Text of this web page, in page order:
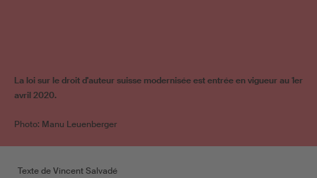
La loi sur le droit d'auteur suisse modernisée est entrée en vigueur au 1er
avril 2020.
Photo: Manu Leuenberger
Texte de Vincent Salvadé